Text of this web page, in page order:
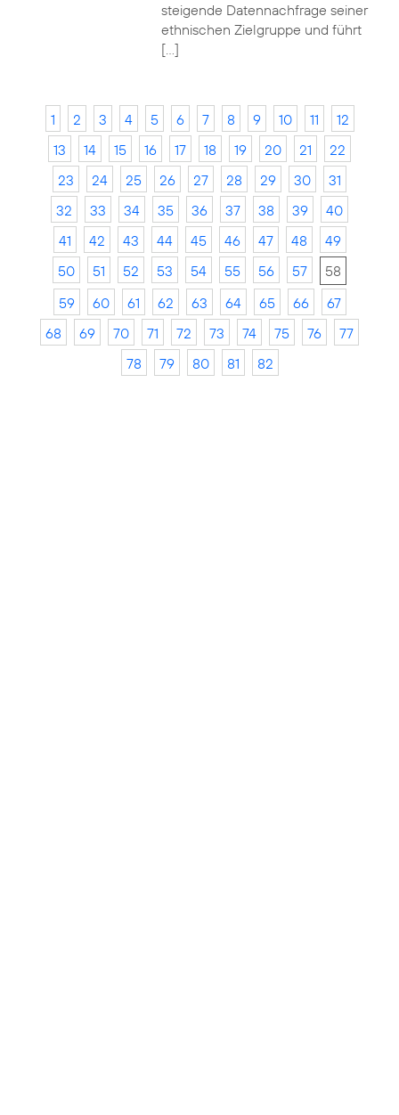
steigende Datennachfrage seiner
ethnischen Zielgruppe und führt
[…]
1 2 3 4 5 6 7 8 9 10 11
12
13
14 15 16 17 18 19 20 21
22
23
24 25 26 27 28 29 30
31
32
33 34 35 36 37 38 39
40
41
42 43 44 45 46 47 48
49
50
51 52 53 54 55 56 57
58
59
60 61 62 63 64 65 66
67
68
69 70 71 72 73 74 75 76
77
78
79 80 81 82